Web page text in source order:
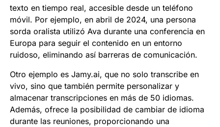
texto en tiempo real, accesible desde un teléfono
móvil. Por ejemplo, en abril de 2024, una persona
sorda oralista utilizó Ava durante una conferencia en
Europa para seguir el contenido en un entorno
ruidoso, eliminando así barreras de comunicación.
Otro ejemplo es Jamy.ai, que no solo transcribe en
vivo, sino que también permite personalizar y
almacenar transcripciones en más de 50 idiomas.
Además, ofrece la posibilidad de cambiar de idioma
durante las reuniones, proporcionando una